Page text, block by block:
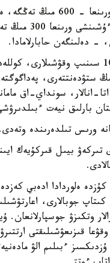
مىڭ تەڭگە،
- دەلىنگەن حابارلامادا.
مارافونعا 6-10 سىنىپ
ستۋدەنتتەرى،
اتا-انالار، سونداي-اق
بارلىق نيەت
ورىس تىلدەرىندە وتەدى.
تىركەۋ بيىل قىركۇيەك
كۇزدە ەلوردادا ادەبي
كىتاپ جوبالارى،
وتكىزۋ جوسپارلانعان.
قىزىعۋشىلىقتى
ءبىلىم الۋ